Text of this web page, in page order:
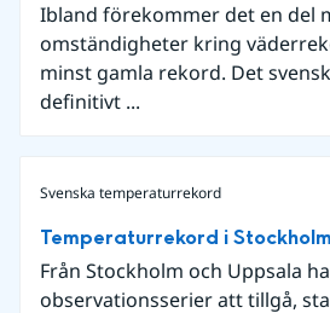
Ibland förekommer det en del
omständigheter kring
minst gamla rekord. Det
definitivt ...
Svenska temperaturrekord
Temperaturrekord i
Från Stockholm och Uppsala
observationsserier att tillgå,